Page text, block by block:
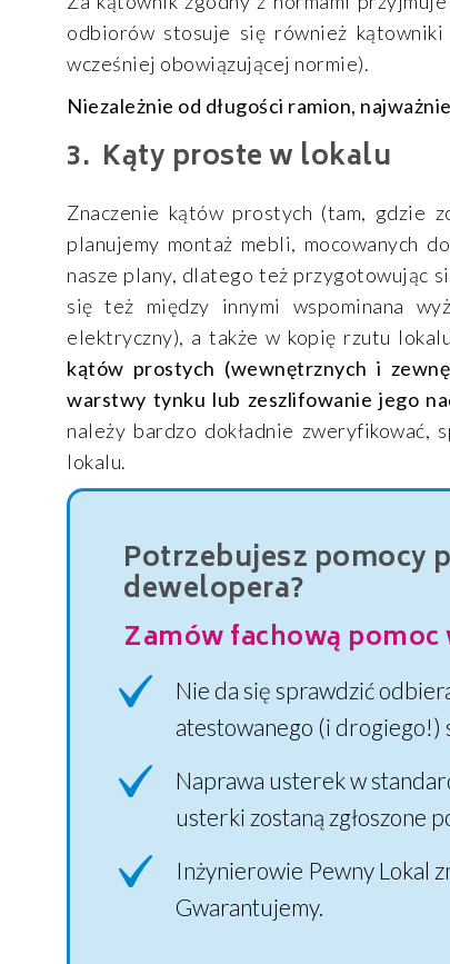
odbiorów stosuje się również
wcześniej obowiązującej normie).
Niezależnie od długości ramion,
Kąty proste w lokalu
Znaczenie kątów prostych (tam, gdzie
planujemy montaż mebli, mocowanych
nasze plany, dlatego też przygotowując
się też między innymi wspominana
elektryczny), a także w kopię rzutu
kątów prostych (wewnętrznych i
warstwy tynku lub zeszlifowanie jego
należy bardzo dokładnie zweryfikować,
lokalu.
Potrzebujesz pomocy
dewelopera?
Zamów fachową
Nie da się sprawdzić
atestowanego (i drogiego!)
Naprawa usterek w
usterki zostaną zgłoszone
Inżynierowie Pewny Lokal
Gwarantujemy.